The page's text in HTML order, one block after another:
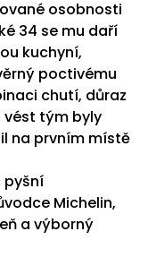
osobnosti
34 se mu daří
kuchyní,
poctivému
chutí, důraz
vést tým byly
na prvním místě
pyšní
Michelin,
a výborný